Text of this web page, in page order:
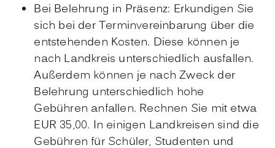
Bei Belehrung in Präsenz: Erkundigen Sie
sich bei der Terminvereinbarung über die
entstehenden Kosten. Diese können je
nach Landkreis unterschiedlich ausfallen.
Außerdem können je nach Zweck der
Belehrung unterschiedlich hohe
Gebühren anfallen. Rechnen Sie mit etwa
EUR 35,00. In einigen Landkreisen sind die
Gebühren für Schüler, Studenten und